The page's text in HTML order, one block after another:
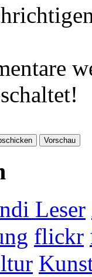
Leser
flickr